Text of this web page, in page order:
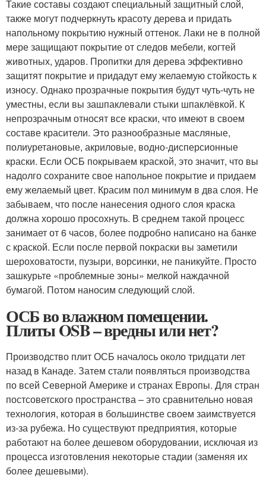
Такие составы создают специальный защитный слой,
также могут подчеркнуть красоту дерева и придать
напольному покрытию нужный оттенок. Лаки не в полной
мере защищают покрытие от следов мебели, когтей
животных, ударов. Пропитки для дерева эффективно
защитят покрытие и придадут ему желаемую стойкость к
износу. Однако прозрачные покрытия будут чуть-чуть не
уместны, если вы зашпаклевали стыки шпаклёвкой. К
непрозрачным относят все краски, что имеют в своем
составе красители. Это разнообразные масляные,
полиуретановые, акриловые, водно-дисперсионные
краски. Если ОСБ покрываем краской, это значит, что вы
надолго сохраните свое напольное покрытие и придаем
ему желаемый цвет. Красим пол минимум в два слоя. Не
забываем, что после нанесения одного слоя краска
должна хорошо просохнуть. В среднем такой процесс
занимает от 6 часов, более подробно написано на банке
с краской. Если после первой покраски вы заметили
шероховатости, пузыри, ворсинки, не паникуйте. Просто
зашкурьте «проблемные зоны» мелкой наждачной
бумагой. Потом наносим следующий слой.
ОСБ во влажном помещении.
Плиты OSB – вредны или нет?
Производство плит ОСБ началось около тридцати лет
назад в Канаде. Затем стали появляться производства
по всей Северной Америке и странах Европы. Для стран
постсоветского пространства – это сравнительно новая
технология, которая в большинстве своем заимствуется
из-за рубежа. Но существуют предприятия, которые
работают на более дешевом оборудовании, исключая из
процесса изготовления некоторые стадии (заменяя их
более дешевыми).